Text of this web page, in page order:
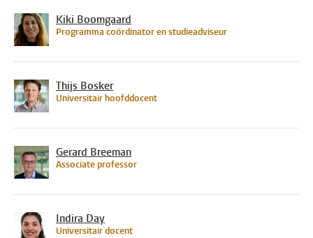
Kiki Boomgaard
Programma coördinator en studieadviseur
Thijs Bosker
Universitair hoofddocent
Gerard Breeman
Associate professor
Indira Day
Universitair docent